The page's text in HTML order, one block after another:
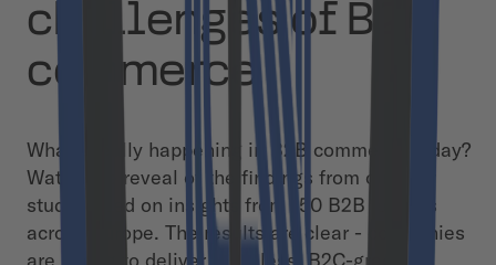
challenges of B2B
commerce
What’s really happening in B2B commerce today?
Watch the reveal of the findings from our new
study based on insights from 150 B2B leaders
across Europe. The results are clear - companies